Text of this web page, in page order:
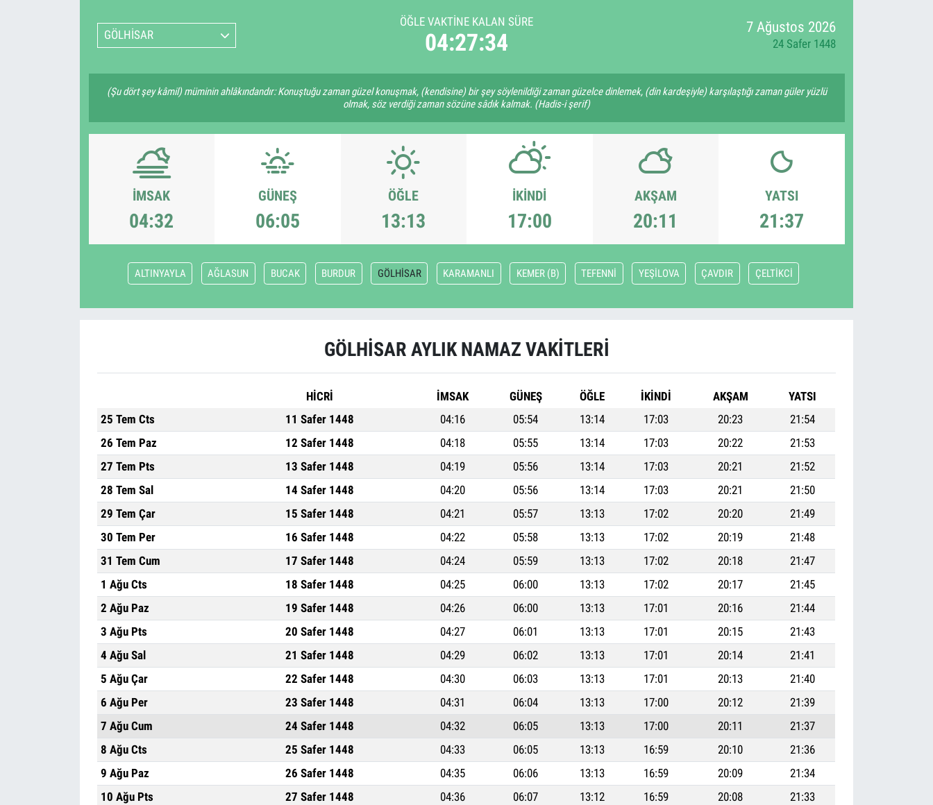
GÖLHİSAR
ÖĞLE VAKTINE KALAN SÜRE
04:27:33
7 Ağustos 2026
24 Safer 1448
(Şu dört şey kâmil) müminin ahlâkındandır: Konuştuğu zaman güzel konuşmak, (kendisine) bir şey söylenildiği zaman güzelce dinlemek, (din kardeşiyle) karşılaştığı zaman güler yüzlü
olmak, söz verdiği zaman sözüne sâdık kalmak. (Hadis-i şerif)
İMSAK
04:32
GÜNEŞ
06:05
ÖĞLE
13:13
İKINDI
17:00
AKŞAM
20:11
YATSI
21:37
ALTINYAYLA AĞLASUN BUCAK BURDUR GÖLHİSAR KARAMANLI KEMER (B) TEFENNİ YEŞİLOVA ÇAVDIR ÇELTİKCİ
GÖLHİSAR AYLIK NAMAZ VAKITLERI
HİCRİ İMSAK GÜNEŞ ÖĞLE İKINDI AKŞAM
YATSI
25 Tem Cts
11 Safer 1448 04:16 05:54 13:14 17:03 20:23
21:54
26 Tem Paz
12 Safer 1448 04:18 05:55 13:14 17:03 20:22
21:53
27 Tem Pts
13 Safer 1448 04:19 05:56 13:14 17:03 20:21
21:52
28 Tem Sal
14 Safer 1448 04:20 05:56 13:14 17:03 20:21
21:50
29 Tem Çar
15 Safer 1448 04:21 05:57 13:13 17:02 20:20
21:49
30 Tem Per
16 Safer 1448 04:22 05:58 13:13 17:02 20:19
21:48
31 Tem Cum
17 Safer 1448 04:24 05:59 13:13 17:02 20:18
21:47
1 Ağu Cts
18 Safer 1448 04:25 06:00 13:13 17:02 20:17
21:45
2 Ağu Paz
19 Safer 1448 04:26 06:00 13:13 17:01 20:16
21:44
3 Ağu Pts
20 Safer 1448 04:27 06:01 13:13 17:01 20:15
21:43
4 Ağu Sal
21 Safer 1448 04:29 06:02 13:13 17:01 20:14
21:41
5 Ağu Çar
22 Safer 1448 04:30 06:03 13:13 17:01 20:13
21:40
6 Ağu Per
23 Safer 1448 04:31 06:04 13:13 17:00 20:12
21:39
7 Ağu Cum
24 Safer 1448 04:32 06:05 13:13 17:00 20:11
21:37
8 Ağu Cts
25 Safer 1448 04:33 06:05 13:13 16:59 20:10
21:36
9 Ağu Paz
26 Safer 1448 04:35 06:06 13:13 16:59 20:09
21:34
10 Ağu Pts
27 Safer 1448 04:36 06:07 13:12 16:59 20:08
21:33